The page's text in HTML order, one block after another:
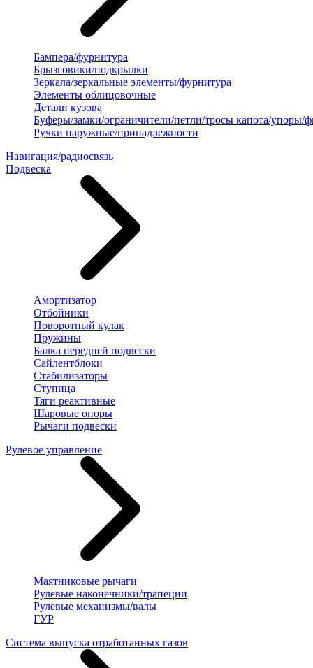
Бампера/фурнитура
Брызговики/подкрылки
Зеркала/зеркальные элементы/фурнитура
Элементы облицовочные
Детали кузова
Буферы/замки/ограничители/петли/тросы капота/упоры/
Ручки наружные/принадлежности
Навигация/радиосвязь
Подвеска
Амортизатор
Отбойники
Поворотный кулак
Пружины
Балка передней подвески
Сайлентблоки
Стабилизаторы
Ступица
Тяги реактивные
Шаровые опоры
Рычаги подвески
Рулевое управление
Маятниковые рычаги
Рулевые наконечники/трапеции
Рулевые механизмы/валы
ГУР
Система выпуска отработанных газов